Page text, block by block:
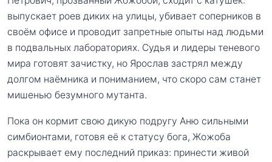
выпускает роев диких на улицы, убивает соперников в
своём офисе и проводит запретные опыты над людьми
в подвальных лабораториях. Судья и лидеры теневого
мира готовят зачистку, но Ярослав застрял между
долгом наёмника и пониманием, что скоро сам станет
мишенью безумного мутанта.
Пока он кормит свою дикую подругу Аню сильными
симбионтами, готовя её к статусу бога, Жожоба
раскрывает ему последний приказ: принести живой